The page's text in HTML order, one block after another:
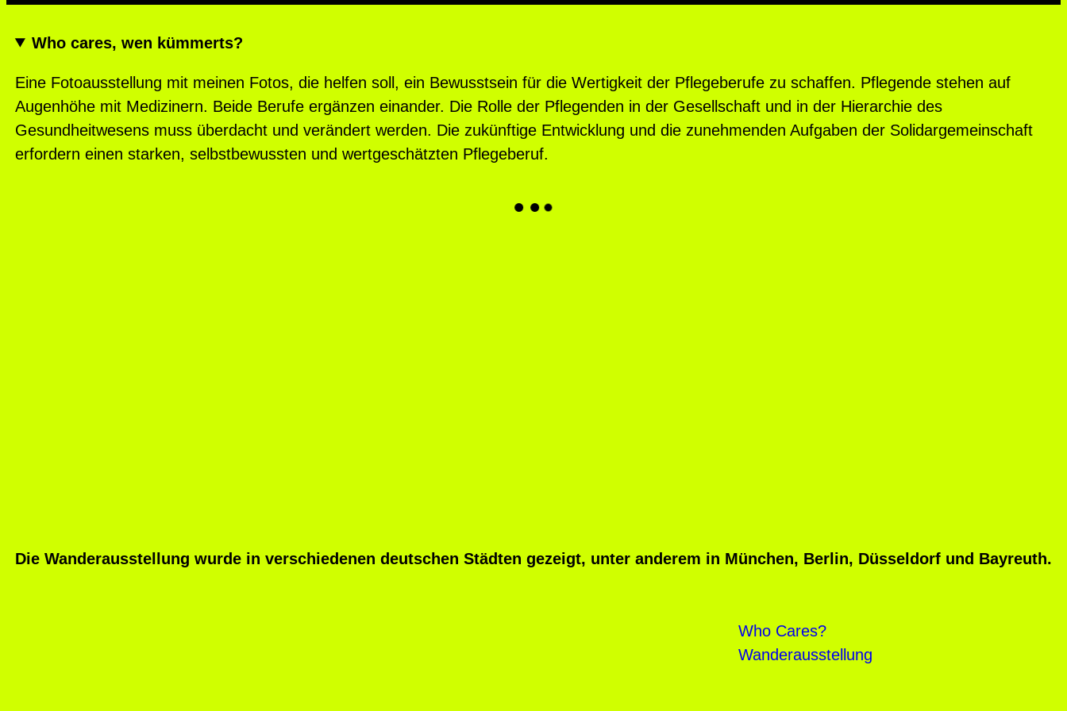
Who cares, wen kümmerts?
Eine Fotoausstellung mit meinen Fotos, die helfen soll, ein Bewusstsein für die Wertigkeit der Pflegeberufe zu schaffen. Pflegende stehen auf
Augenhöhe mit Medizinern. Beide Berufe ergänzen einander. Die Rolle der Pflegenden in der Gesellschaft und in der Hierarchie des
Gesundheitwesens muss überdacht und verändert werden. Die zukünftige Entwicklung und die zunehmenden Aufgaben der Solidargemeinschaft
erfordern einen starken, selbstbewussten und wertgeschätzten Pflegeberuf.
Die Wanderausstellung wurde in verschiedenen deutschen Städten gezeigt, unter anderem in München, Berlin, Düsseldorf und Bayreuth.
Who Cares?
Wanderausstellung